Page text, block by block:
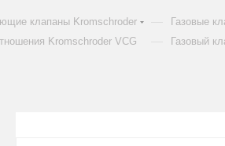
клапаны Kromschroder Газовые
Kromschroder VCG Газовый